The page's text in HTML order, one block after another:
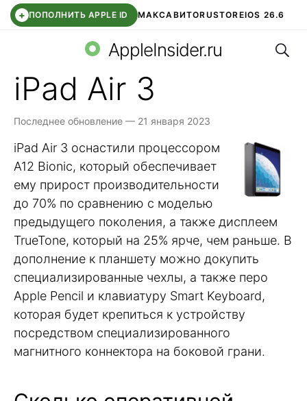
+ ПОПОЛНИТЬ APPLE ID МАКСАВИТОRUSTOREIOS 26.6
СБЕР КИДС ВТБ ОНЛАЙН ЧАТ В ROBLOX
AppleInsider.ru
iPad Air 3
Последнее обновление — 21 января 2023
iPad Air 3 оснастили процессором
A12 Bionic, который обеспечивает
ему прирост производительности
до 70% по сравнению с моделью
предыдущего поколения, а также дисплеем
TrueTone, который на 25% ярче, чем раньше. В
дополнение к планшету можно докупить
специализированные чехлы, а также перо
Apple Pencil и клавиатуру Smart Keyboard,
которая будет крепиться к устройству
посредством специализированного
магнитного коннектора на боковой грани.